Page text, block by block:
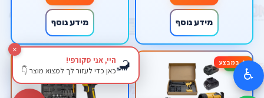
מידע נוסף מידע נוסף
🔥 במבצע-17% 🔥 במבצע -17%
♿
×
🦂היי, אני סקורפי!
כאן כדי לעזור לך למצוא מוצר 👇